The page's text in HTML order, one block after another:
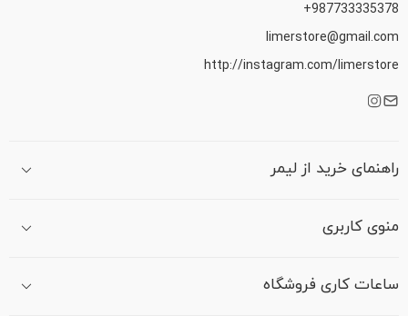
987733335378+
limerstore@gmail.com
http://instagram.com/limerstore
راهنمای خرید از لیمر
منوی کاربری
ساعات کاری فروشگاه